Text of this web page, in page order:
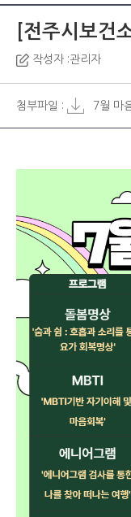
[전주시보건
작성자 :관리자
첨부파일 : 7월 마